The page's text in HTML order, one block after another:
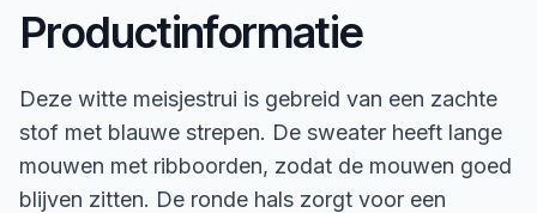
Productinformatie
Deze witte meisjestrui is gebreid van een zachte
stof met blauwe strepen. De sweater heeft lange
mouwen met ribboorden, zodat de mouwen goed
blijven zitten. De ronde hals zorgt voor een